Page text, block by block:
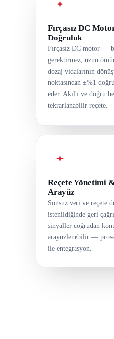
Fırçasız DC
Doğruluk
Fırçasız DC motor —
gerektirmez, uzun
dozaj vidalarının
noktasından ±%1
eder. Akıllı ve doğru
tekrarlanabilir reçete.
Reçete Yönetimi
Arayüz
Sonsuz veri ve reçete
istenildiğinde geri
sinyaller doğrudan
arayüzlenebilir —
ile entegrasyon.